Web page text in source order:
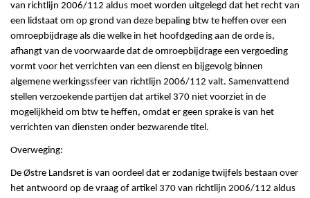
van richtlijn 2006/112 aldus moet worden uitgelegd dat het recht van
een lidstaat om op grond van deze bepaling btw te heffen over een
omroepbijdrage als die welke in het hoofdgeding aan de orde is,
afhangt van de voorwaarde dat de omroepbijdrage een vergoeding
vormt voor het verrichten van een dienst en bijgevolg binnen
algemene werkingssfeer van richtlijn 2006/112 valt. Samenvattend
stellen verzoekende partijen dat artikel 370 niet voorziet in de
mogelijkheid om btw te heffen, omdat er geen sprake is van het
verrichten van diensten onder bezwarende titel.
Overweging:
De Østre Landsret is van oordeel dat er zodanige twijfels bestaan over
het antwoord op de vraag of artikel 370 van richtlijn 2006/112 aldus